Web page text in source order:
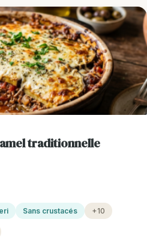
traditionnelle
Sans crustacés +10